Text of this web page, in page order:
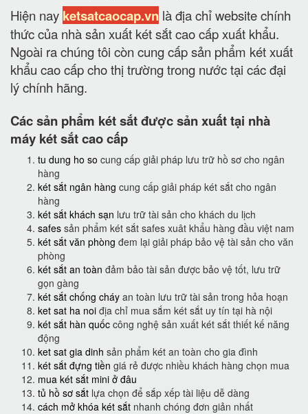
Hiện nay ketsatcaocap.vn là địa chỉ website chính
thức của nhà sản xuất két sắt cao cấp xuất khẩu.
Ngoài ra chúng tôi còn cung cấp sản phẩm két xuất
khẩu cao cấp cho thị trường trong nước tại các đại
lý chính hãng.
Các sản phẩm két sắt được sản xuất tại nhà
máy két sắt cao cấp
tu dung ho so cung cấp giải pháp lưu trữ hồ sơ cho ngân
hàng
két sắt ngân hàng cung cấp giải pháp két sắt cho ngân
hàng
két sắt khách sạn lưu trữ tài sản cho khách du lịch
safes sản phẩm két sắt safes xuât khẩu hàng đầu việt nam
két sắt văn phòng đem lại giải pháp bảo vệ tài sản cho văn
phòng
két sắt an toàn đảm bảo tài sản được bảo vệ tốt, lưu trữ
gọn gàng
két sắt chống cháy an toàn lưu trữ tài sản trong hỏa hoạn
ket sat ha noi địa chỉ mua sắm két sắt uy tín tại hà nội
két sắt hàn quốc công nghệ sản xuất két sắt thiết kế năng
động
ket sat gia dinh sản phẩm két an toàn cho gia đình
két sắt đựng tiền giá rẻ được nhiều khách hàng chọn mua
mua két sắt mini ở đâu
tủ hồ sơ sắt lựa chọn để sắp xếp tài liệu dễ dàng
cách mở khóa két sắt nhanh chóng đơn giản nhất